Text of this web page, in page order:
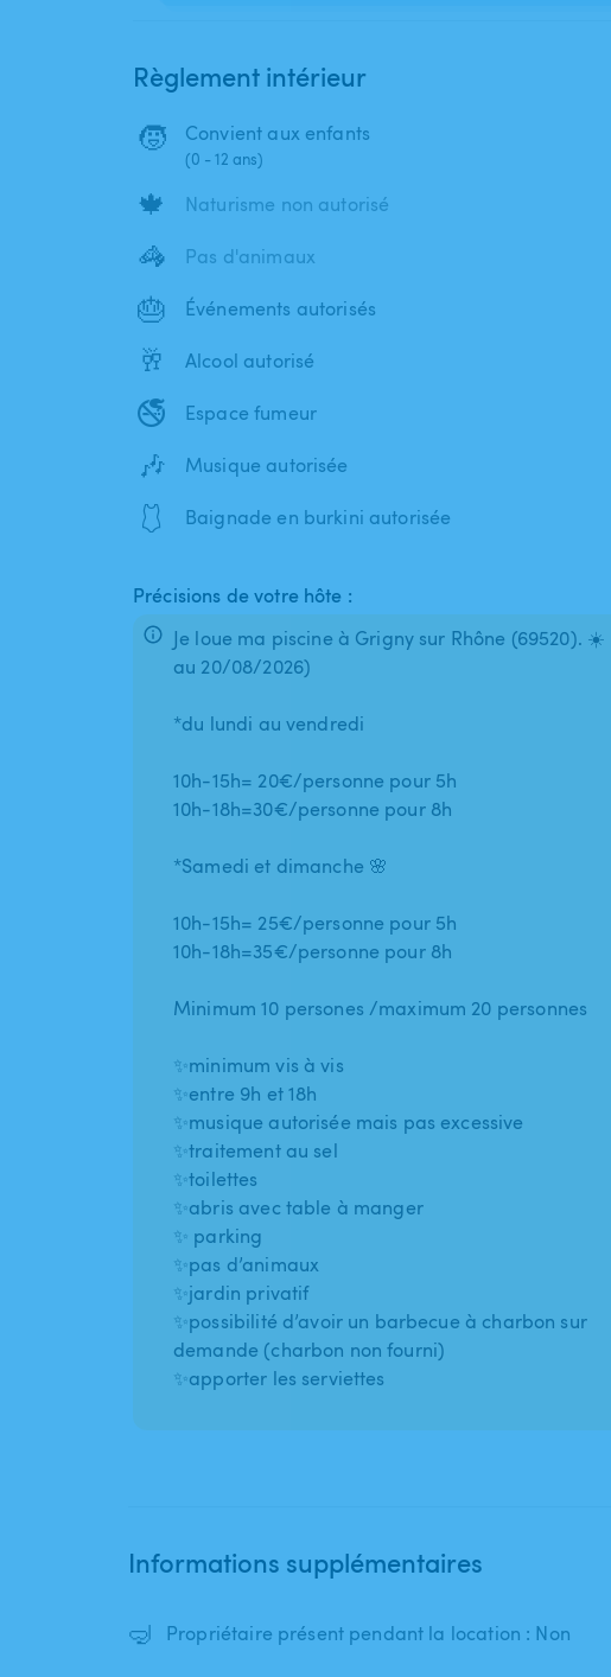
Règlement intérieur
🧒 Convient aux enfants
(0 - 12 ans)
🍁 Naturisme non autorisé
🦓 Pas d'animaux
🎂 Événements autorisés
🥂 Alcool autorisé
🚭 Espace fumeur
🎶 Musique autorisée
🩱 Baignade en burkini autorisée
Précisions de votre hôte :
Je loue ma piscine à Grigny sur Rhône (69520).
au 20/08/2026)
*du lundi au vendredi
10h-15h= 20€/personne pour 5h
10h-18h=30€/personne pour 8h
*Samedi et dimanche 🌸
10h-15h= 25€/personne pour 5h
10h-18h=35€/personne pour 8h
Minimum 10 persones /maximum 20 personnes
✨minimum vis à vis
✨entre 9h et 18h
✨musique autorisée mais pas excessive
✨traitement au sel
✨toilettes
✨abris avec table à manger
✨ parking
✨pas d’animaux
✨jardin privatif
✨possibilité d’avoir un barbecue à charbon sur
demande (charbon non fourni)
✨apporter les serviettes
Informations supplémentaires
🤿 Propriétaire présent pendant la location : Non